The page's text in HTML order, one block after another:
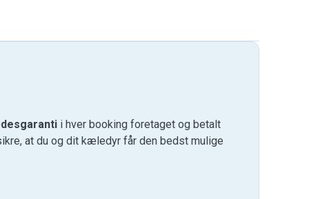
i hver booking foretaget og betalt
at du og dit kæledyr får den bedst mulige